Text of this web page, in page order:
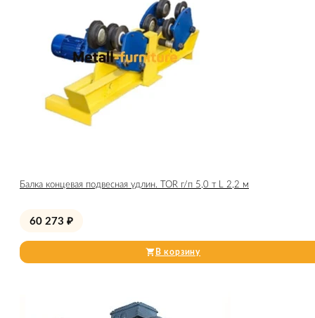
Балка концевая подвесная удлин. TOR г/п 5,0 т L 2,2 м
60 273 ₽
В корзину